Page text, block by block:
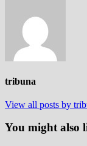
tribuna
View all posts by
You might also